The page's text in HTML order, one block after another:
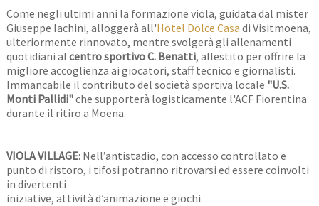
Come negli ultimi anni la formazione viola, guidata dal mister
Giuseppe Iachini, alloggerà all'Hotel Dolce Casa di Visitmoena,
ulteriormente rinnovato, mentre svolgerà gli allenamenti
quotidiani al centro sportivo C. Benatti, allestito per offrire la
migliore accoglienza ai giocatori, staff tecnico e giornalisti.
Immancabile il contributo del società sportiva locale "U.S.
Monti Pallidi"che supporterà logisticamente l'ACF Fiorentina
durante il ritiro a Moena.
VIOLA VILLAGE: Nell’antistadio, con accesso controllato e
punto di ristoro, i tifosi potranno ritrovarsi ed essere coinvolti
in divertenti
iniziative, attività d’animazione e giochi.